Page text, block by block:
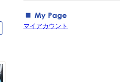
マイアカウント